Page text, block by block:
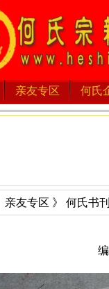
亲友专区 何氏
亲友专区 》 何氏书刊